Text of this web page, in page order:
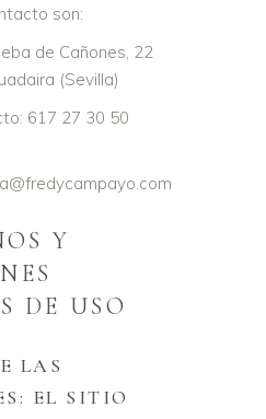
son:
de Cañones, 22
(Sevilla)
617 27 30 50
Y
DE USO
LAS
EL SITIO